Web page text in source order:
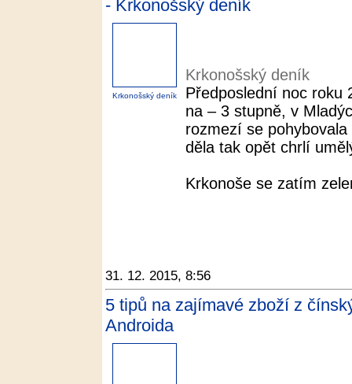
- Krkonošský deník
Krkonošský deník
Krkonošský deník
Předposlední noc roku
na – 3 stupně, v
rozmezí se
děla tak opět chrlí
Krkonoše se zatím
31. 12. 2015, 8:56
5 tipů na zajímavé zboží z
Androida